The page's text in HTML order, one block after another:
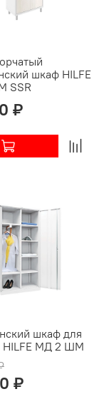
шкаф HILFE
SSR
₽
шкаф для
HILFE МД 2 ШМ
₽